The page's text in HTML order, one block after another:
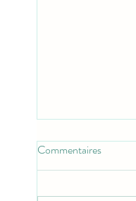
Commentaires